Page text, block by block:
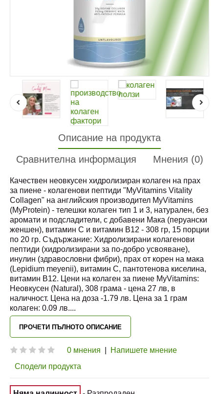
Описание на продукта
Сравнителна информация
Мнения (0)
Качествен неовкусен хидролизиран колаген на прах
за пиене - колагенови пептиди "MyVitamins Vitality
Collagen" на английския производител MyVitamins
(MyProtein) - телешки колаген тип 1 и 3, натурален, без
аромати и подсладители, с добавени Мака (перуански
женшен), витамин C и витамин B12 - 308 гр, 15 порции
по 20 гр. Съдържание: Хидролизирани колагенови
пептиди (хидролизирани за по-добро усвояване),
инулин (здравословни фибри), прах от корен на мака
(Lepidium meyenii), витамин C, пантотенова киселина,
витамин B12. Цени на колаген за пиене MyVitamins:
Неовкусен (Natural), 308 грама - цена 27 лв, в
наличност. Цена на доза -1.79 лв. Цена за 1 грам
колаген: 0.09 лв....
ПРОЧЕТИ ПЪЛНОТО ОПИСАНИЕ
0 мнения
Напишете мнение
Сподели продукта